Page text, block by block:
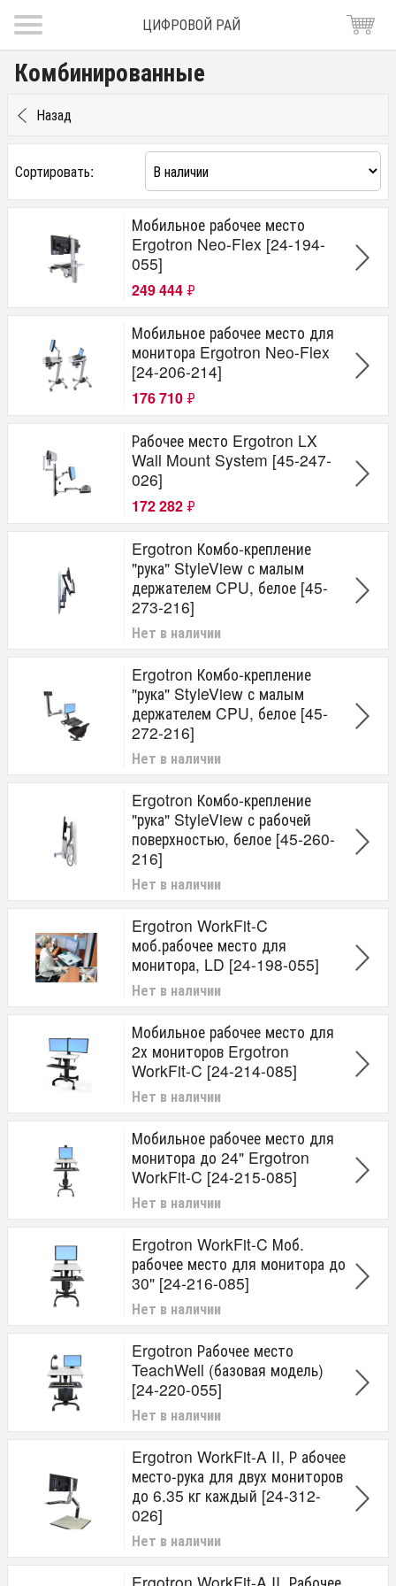
ЦИФРОВОЙ РАЙ
Комбинированные
Назад
Сортировать:
Мобильное рабочее место
Ergotron Neo-Flex [24-194-
055]
249 444 ₽
Мобильное рабочее место для
монитора Ergotron Neo-Flex
[24-206-214]
176 710 ₽
Рабочее место Ergotron LX
Wall Mount System [45-247-
026]
172 282 ₽
Ergotron Комбо-крепление
"рука" StyleView с малым
держателем CPU, белое [45-
273-216]
Нет в наличии
Ergotron Комбо-крепление
"рука" StyleView с малым
держателем CPU, белое [45-
272-216]
Нет в наличии
Ergotron Комбо-крепление
"рука" StyleView с рабочей
поверхностью, белое [45-260-
216]
Нет в наличии
Ergotron WorkFit-C
моб.рабочее место для
монитора, LD [24-198-055]
Нет в наличии
Мобильное рабочее место для
2х мониторов Ergotron
WorkFit-C [24-214-085]
Нет в наличии
Мобильное рабочее место для
монитора до 24" Ergotron
WorkFit-C [24-215-085]
Нет в наличии
Ergotron WorkFit-C Моб.
рабочее место для монитора до
30" [24-216-085]
Нет в наличии
Ergotron Рабочее место
TeachWell (базовая модель)
[24-220-055]
Нет в наличии
Ergotron WorkFit-A II, Р абочее
место-рука для двух мониторов
до 6.35 кг каждый [24-312-
026]
Нет в наличии